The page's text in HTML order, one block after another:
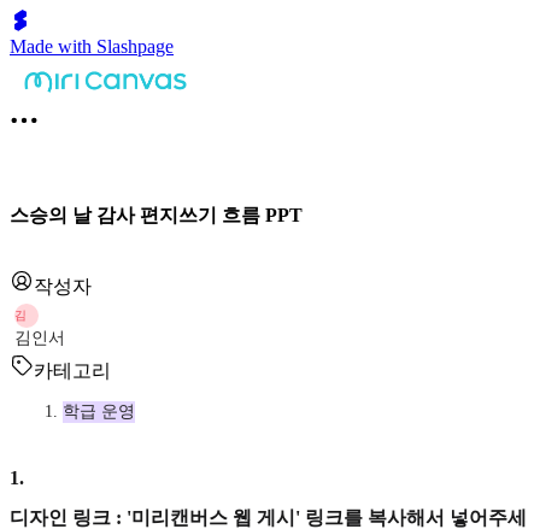
Made with Slashpage
스승의 날 감사 편지쓰기 흐름 PPT
작성자
김
김인서
카테고리
학급 운영
1.
디자인 링크 : '미리캔버스 웹 게시' 링크를 복사해서 넣어주세